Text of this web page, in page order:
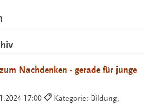
Nachdenken - gerade für junge
17:00
Kategorie: Bildung,